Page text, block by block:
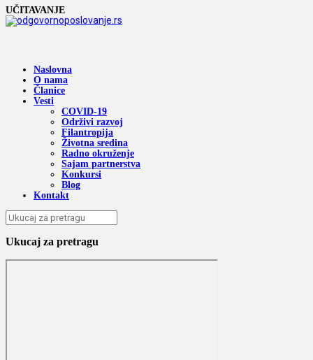
UČITAVANJE
Naslovna
O nama
Članice
Vesti
COVID-19
Održivi razvoj
Filantropija
Životna sredina
Radno okruženje
Sajam partnerstva
Konkursi
Blog
Kontakt
Ukucaj za pretragu